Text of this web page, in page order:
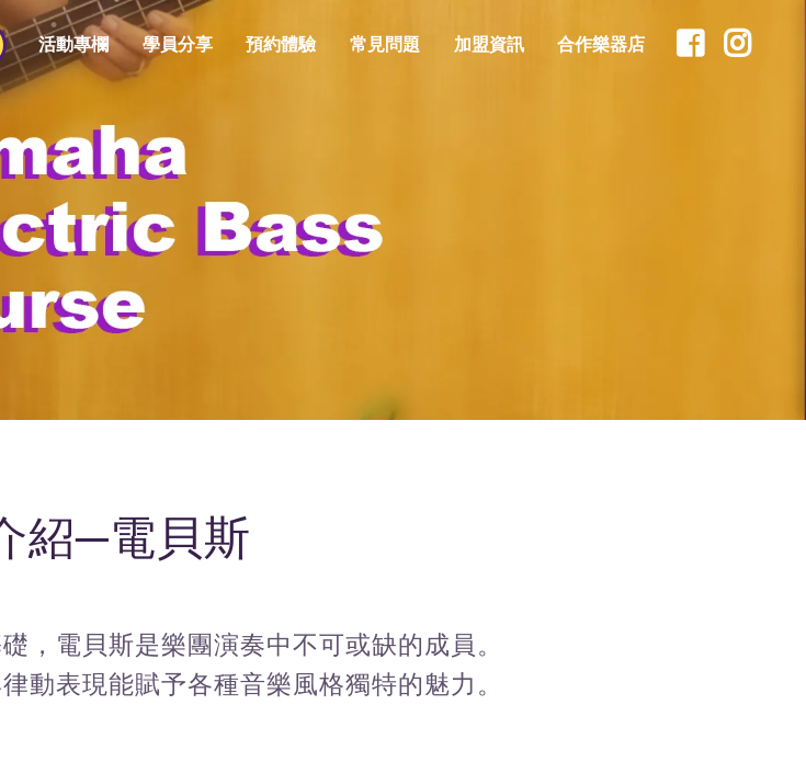
活動專欄 學員分享 預約體驗 常見問題 加盟資訊 合作樂器店
紹─電貝斯
，電貝斯是樂團演奏中不可或缺的成員。
動表現能賦予各種音樂風格獨特的魅力。